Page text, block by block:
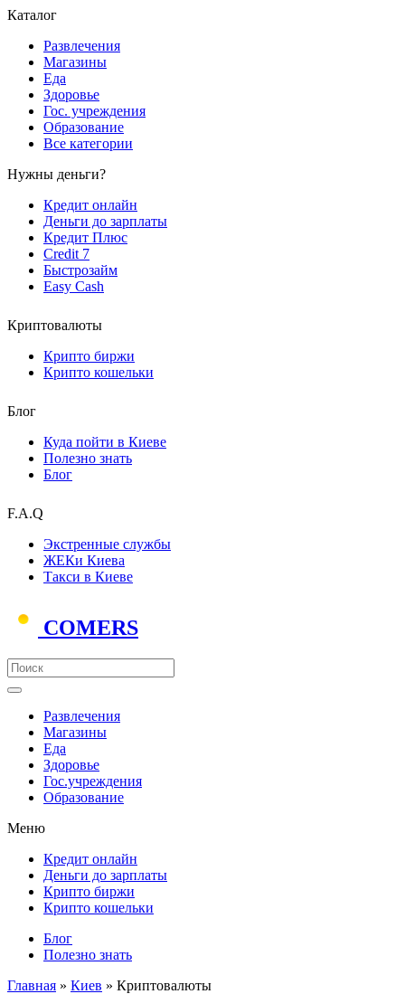
Каталог
Развлечения
Магазины
Еда
Здоровье
Гос. учреждения
Образование
Все категории
Нужны деньги?
Кредит онлайн
Деньги до зарплаты
Кредит Плюс
Credit 7
Быстрозайм
Easy Cash
Криптовалюты
Крипто биржи
Крипто кошельки
Блог
Куда пойти в Киеве
Полезно знать
Блог
F.A.Q
Экстренные службы
ЖЕКи Киева
Такси в Киеве
COMERS
Развлечения
Магазины
Еда
Здоровье
Гос.учреждения
Образование
Меню
Кредит онлайн
Деньги до зарплаты
Крипто биржи
Крипто кошельки
Блог
Полезно знать
Главная » Киев » Криптовалюты